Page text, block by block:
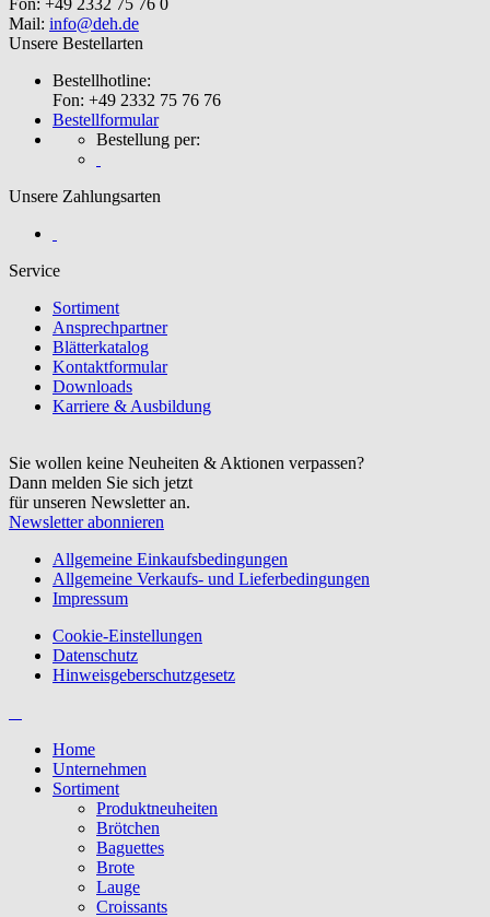
Mail: info@deh.de
Unsere Bestellarten
Bestellhotline:
Fon: +49 2332 75 76 76
Bestellformular
Bestellung per:
Unsere Zahlungsarten
Service
Sortiment
Ansprechpartner
Blätterkatalog
Kontaktformular
Downloads
Karriere & Ausbildung
Sie wollen keine Neuheiten & Aktionen verpassen?
Dann melden Sie sich jetzt
für unseren Newsletter an.
Newsletter abonnieren
Allgemeine Einkaufsbedingungen
Allgemeine Verkaufs- und Lieferbedingungen
Impressum
Cookie-Einstellungen
Datenschutz
Hinweisgeberschutzgesetz
Home
Unternehmen
Sortiment
Produktneuheiten
Brötchen
Baguettes
Brote
Lauge
Croissants